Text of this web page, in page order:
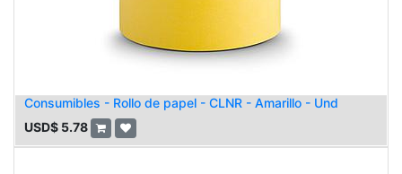
Consumibles - Rollo de papel - CLNR - Amarillo - Und
USD$ 5.78